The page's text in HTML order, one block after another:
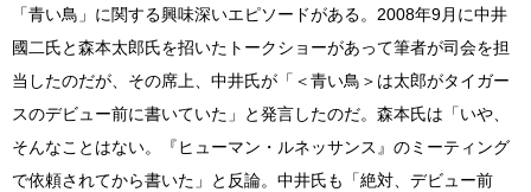
「青い鳥」に関する興味深いエピソードがある。2008年9月に中井
國二氏と森本太郎氏を招いたトークショーがあって筆者が司会を担
当したのだが、その席上、中井氏が「＜青い鳥＞は太郎がタイガー
スのデビュー前に書いていた」と発言したのだ。森本氏は「いや、
そんなことはない。『ヒューマン・ルネッサンス』のミーティング
で依頼されてから書いた」と反論。中井氏も「絶対、デビュー前